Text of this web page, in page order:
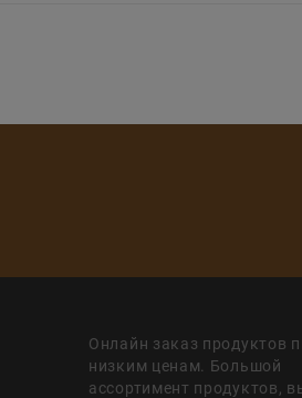
Онлайн заказ продуктов
низким ценам. Большой
ассортимент продуктов,